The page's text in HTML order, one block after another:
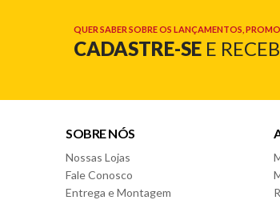
QUER SABER SOBRE OS LANÇAMENTOS,
CADASTRE-SE E
SOBRE NÓS
Nossas Lojas
Fale Conosco
Entrega e Montagem